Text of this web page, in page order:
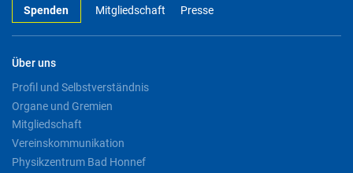
Spenden Mitgliedschaft Presse
Über uns
Profil und Selbstverständnis
Organe und Gremien
Mitgliedschaft
Vereinskommunikation
Physikzentrum Bad Honnef